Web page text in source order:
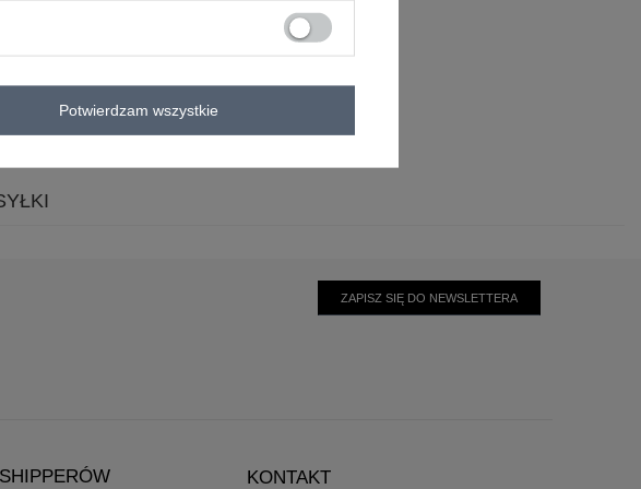
90% bawełna 10% elastan
ZAPISZ SIĘ DO NEWSLETTERA
KONTAKT
Potwierdzam wszystkie